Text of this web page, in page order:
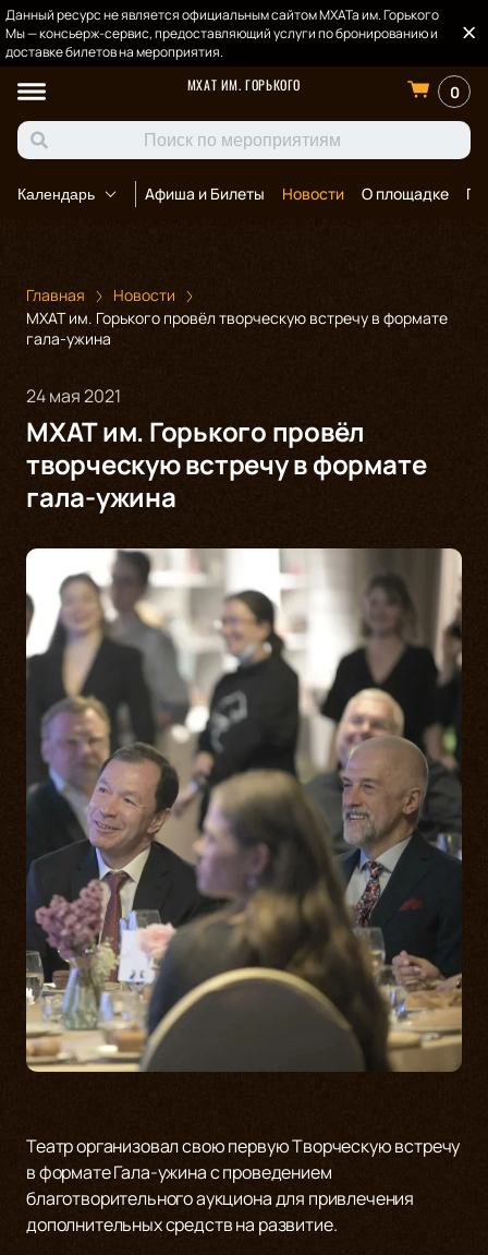
Данный ресурс не является официальным сайтом МХАТа им. Горького
Мы — консьерж-сервис, предоставляющий услуги по бронированию и
доставке билетов на мероприятия.
МХАТ ИМ. ГОРЬКОГО
0
Календарь Афиша и Билеты Новости О площадке
Главная
Новости
МХАТ им. Горького провёл творческую встречу в формате
гала-ужина
24 мая 2021
МХАТ им. Горького провёл
творческую встречу в формате
гала-ужина
Театр организовал свою первую Творческую встречу
в формате Гала-ужина с проведением
благотворительного аукциона для привлечения
дополнительных средств на развитие.